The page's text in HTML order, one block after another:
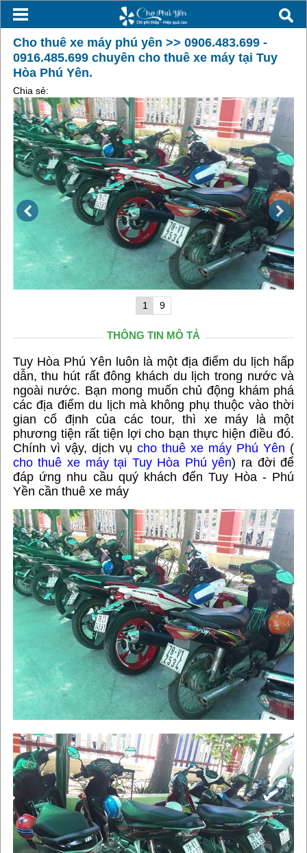
Cho thuê xe máy phú yên >> 0906.483.699 -
0916.485.699 chuyên cho thuê xe máy tại Tuy
Hòa Phú Yên.
Chia sẻ:
1 9
THÔNG TIN MÔ TẢ
Tuy Hòa Phú Yên luôn là một địa điểm du lịch hấp
dẫn, thu hút rất đông khách du lịch trong nước và
ngoài nước. Bạn mong muốn chủ động khám phá
các địa điểm du lịch mà không phụ thuộc vào thời
gian cố định của các tour, thì xe máy là một
phương tiện rất tiện lợi cho bạn thực hiện điều đó.
Chính vì vậy, dịch vụ cho thuê xe máy Phú Yên (
cho thuê xe máy tại Tuy Hòa Phú yên) ra đời để
đáp ứng nhu cầu quý khách đến Tuy Hòa - Phú
Yền cần thuê xe máy